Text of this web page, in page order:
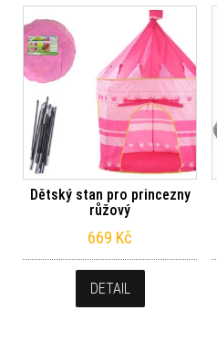
Dětský stan pro princezny
růžový
669 Kč
DETAIL